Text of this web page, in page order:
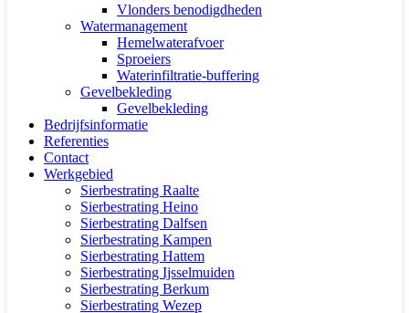
Vlonders benodigdheden
Watermanagement
Hemelwaterafvoer
Sproeiers
Waterinfiltratie-buffering
Gevelbekleding
Gevelbekleding
Bedrijfsinformatie
Referenties
Contact
Werkgebied
Sierbestrating Raalte
Sierbestrating Heino
Sierbestrating Dalfsen
Sierbestrating Kampen
Sierbestrating Hattem
Sierbestrating Ijsselmuiden
Sierbestrating Berkum
Sierbestrating Wezep